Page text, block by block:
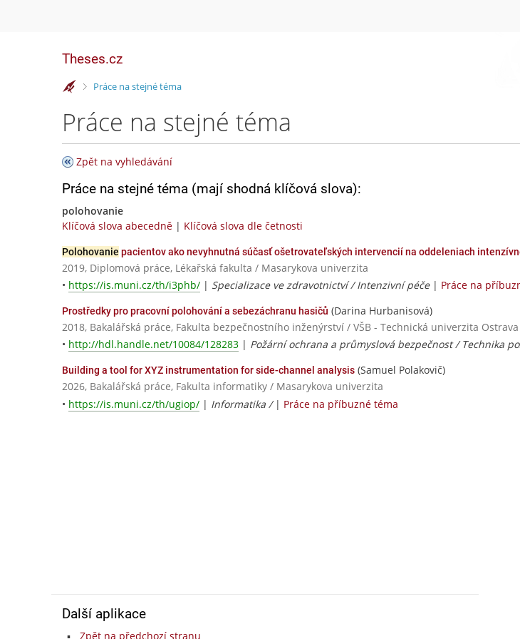
Theses.cz
>Práce na stejné téma
Práce na stejné téma
Zpět na vyhledávání
Práce na stejné téma (mají shodná klíčová slova):
polohovanie
Klíčová slova abecedně | Klíčová slova dle četnosti
Polohovanie pacientov ako nevyhnutná súčasť ošetrovateľských intervencií na oddeleniach
2019, Diplomová práce, Lékařská fakulta / Masarykova univerzita
• https://is.muni.cz/th/i3phb/ | Specializace ve zdravotnictví / Intenzivní péče| Práce na
Prostředky pro pracovní polohování a sebezáchranu hasičů (Darina Hurbanisová)
2018, Bakalářská práce, Fakulta bezpečnostního inženýrství / VŠB - Technická univerzita Ostrava
• http://hdl.handle.net/10084/128283 | Požární ochrana a průmyslová bezpečnost / Technika
Building a tool for XYZ instrumentation for side-channel analysis (Samuel Polakovič)
2026, Bakalářská práce, Fakulta informatiky / Masarykova univerzita
• https://is.muni.cz/th/ugiop/ | Informatika / | Práce na příbuzné téma
Další aplikace
Zpět na předchozí stranu